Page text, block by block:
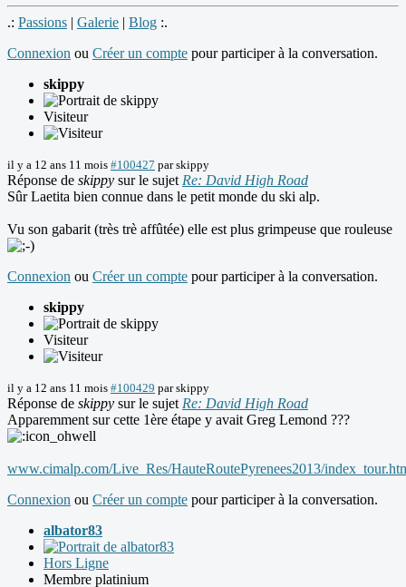
.: Passions | Galerie | Blog :.
Connexion ou Créer un compte pour participer à la conversation.
skippy
Visiteur
il y a 12 ans 11 mois #100427 parskippy
Réponse de skippy sur le sujet Re: David High Road
Sûr Laetita bien connue dans le petit monde du ski alp.
Vu son gabarit (très trè affûtée) elle est plus grimpeuse que rouleuse
Connexion ou Créer un compte pour participer à la conversation.
skippy
Visiteur
il y a 12 ans 11 mois #100429 parskippy
Réponse de skippy sur le sujet Re: David High Road
Apparemment sur cette 1ère étape y avait Greg Lemond ???
www.cimalp.com/Live_Res/HauteRoutePyrenees2013/
Connexion ou Créer un compte pour participer à la conversation.
albator83
Hors Ligne
Membre platinium